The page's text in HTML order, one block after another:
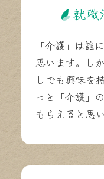
就職
「介護」は誰
思います。し
しでも興味を
っと「介護」
もらえると思